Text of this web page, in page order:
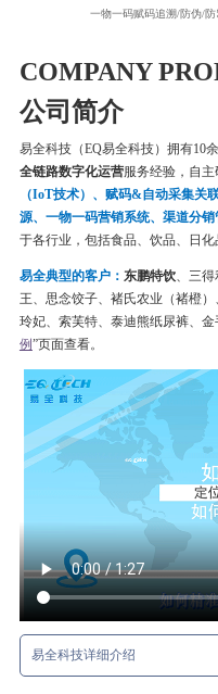
一物一码赋码追溯/防伪/
COMPANY
公司简介
易全科技（EQ易全科技）拥有10
全链路数字化运营服务经验，自主
（IoT技术）、赋码&自动采集关
源、一物一码营销系统、渠道分
于各行业，包括食品、饮品、日
易全典型的客户： 东鹏特饮、三得
王、思念饺子、 褚氏农业（褚橙）
玲妃、索芙特、泰迪熊纸尿裤、
例”页面查看。
易全科技详细介绍